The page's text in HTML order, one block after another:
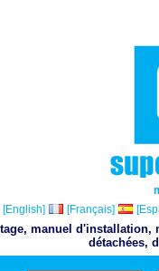
[English]
[Français]
manuel
détachées,